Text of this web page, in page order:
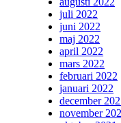
juli 2022
juni 2022
maj 2022
april 2022
mars 2022
februari 2022
januari 2022
december
november